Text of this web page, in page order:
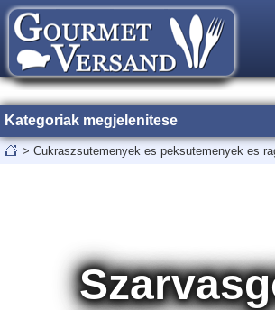
Kategoriak megjelenitese
> Cukraszsutemenyek es peksutemenyek es